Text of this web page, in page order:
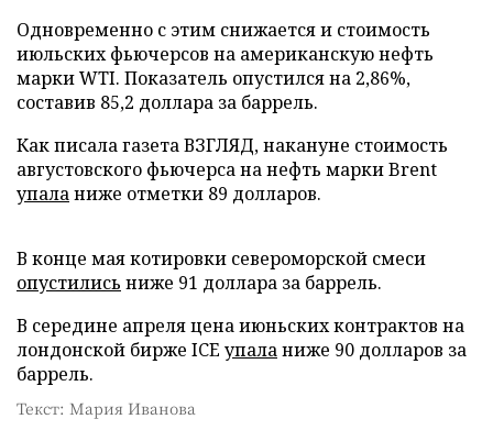
Одновременно с этим снижается и стоимость
июльских фьючерсов на американскую нефть
марки WTI. Показатель опустился на 2,86%,
составив 85,2 доллара за баррель.
Как писала газета ВЗГЛЯД, накануне стоимость
августовского фьючерса на нефть марки Brent
упаланиже отметки 89 долларов.
В конце мая котировки североморской смеси
опустились ниже 91 доллара за баррель.
В середине апреля цена июньских контрактов на
лондонской бирже ICE упаланиже 90 долларов за
баррель.
Текст: Мария Иванова